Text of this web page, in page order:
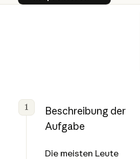
1
Beschreibung der
Aufgabe
Die meisten Leute